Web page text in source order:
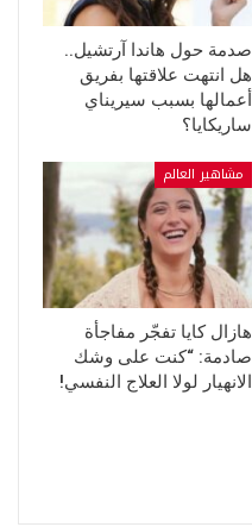
صدمة حول هاندا آرتشيل..
هل انتهت علاقتها بفريق
أعمالها بسبب سيريناي
ساريكايا؟
مشاهير العالم
هازال كايا تفجّر مفاجأة
صادمة: “كنت على وشك
الانهيار لولا العلاج النفسي!